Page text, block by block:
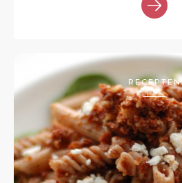
RECEPTEN